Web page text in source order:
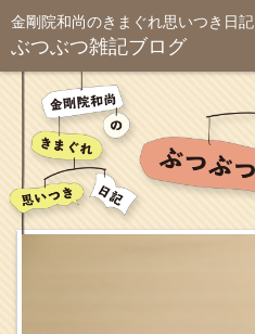
金剛院和尚のきまぐれ思いつき日記
ぶつぶつ雑記ブログ